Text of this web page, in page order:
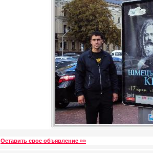
Оставить свое объявление »»